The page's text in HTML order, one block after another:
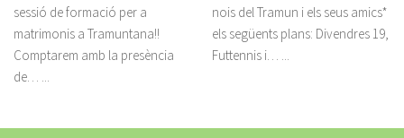
sessió de formació per a
matrimonis a Tramuntana!!
Comptarem amb la presència
de…
nois del Tramun i els seus amics*
els següents plans: Divendres 19,
Futtennis i…